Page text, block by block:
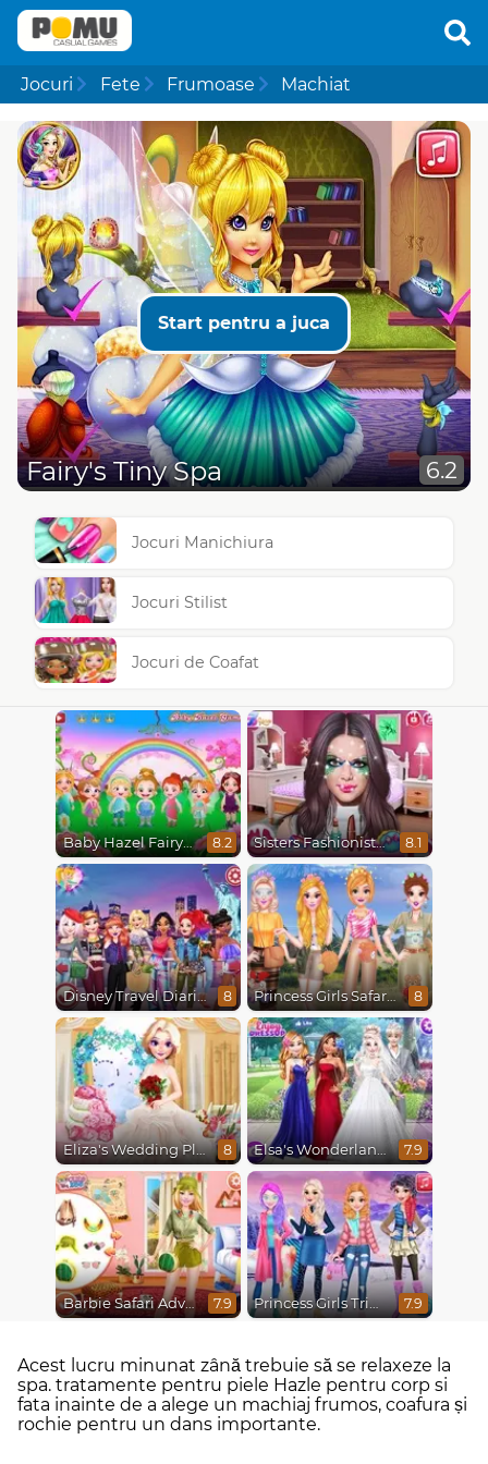
Jocuri Fete Frumoase Machiat
Start pentru a juca
Fairy's Tiny Spa 6.2
Jocuri Manichiura
Jocuri Stilist
Jocuri de Coafat
Baby Hazel Fairyland Ballet 8.2 Sisters Fashionista Makeup 8.1
Disney Travel Diaries: City Break 8 Princess Girls Safari Trip 8
Eliza's Wedding Planner 8 Elsa's Wonderland Wedding 7.9
Barbie Safari Adventure 7.9 Princess Girls Trip To Aspen 7.9
Acest lucru minunat zână trebuie să se relaxeze la
spa. tratamente pentru piele Hazle pentru corp si
fata inainte de a alege un machiaj frumos, coafura și
rochie pentru un dans importante.